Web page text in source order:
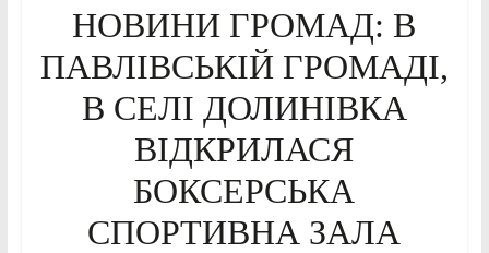
НОВИНИ ГРОМАД: В
ПАВЛІВСЬКІЙ ГРОМАДІ,
В СЕЛІ ДОЛИНІВКА
ВІДКРИЛАСЯ
БОКСЕРСЬКА
СПОРТИВНА ЗАЛА